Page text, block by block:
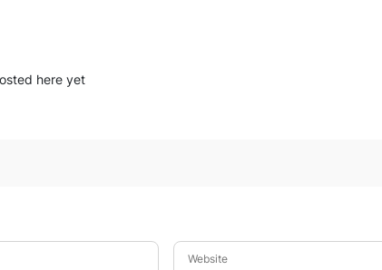
here yet
Website